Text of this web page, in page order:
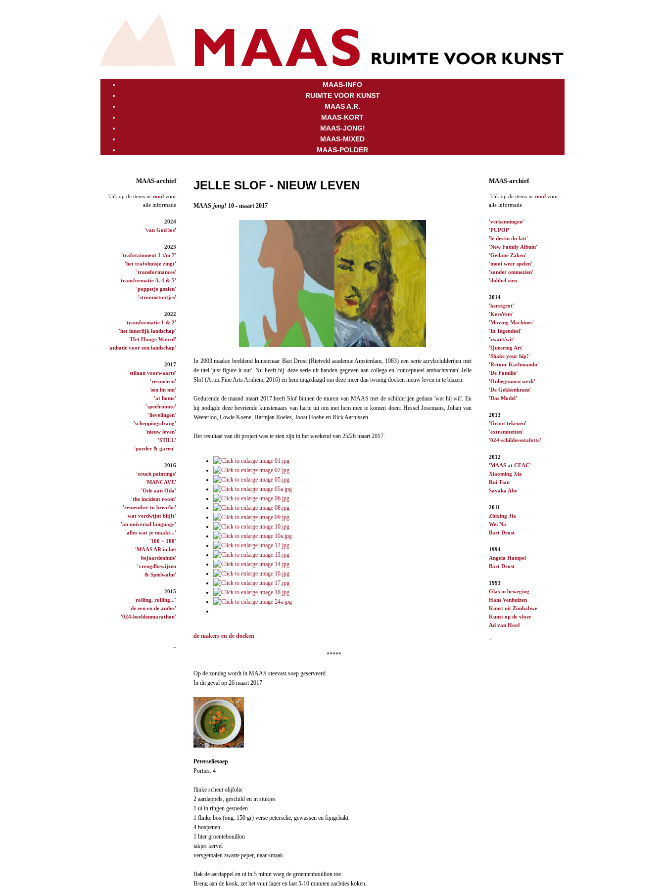
MAAS-INFO
RUIMTE VOOR KUNST
MAAS A.R.
MAAS-KORT
MAAS-JONG!
MAAS-MIXED
MAAS-POLDER
MAAS-archief
klik op de items in rood voor
alle informatie
2024
'van God los'
2023
'trafotainment 1 t/m 7'
'het trafohuisje zingt'
'transformances'
'transformatie 3, 4 & 5'
'poppetje gezien'
'stroomstootjes'
2022
'transformatie 1 & 2'
'het innerlijk landschap'
'Het Hooge Woord'
'aubade voor een landschap'
2017
'stilaan voorwaarts'
'resoneren'
'sen lin mu'
'at home'
'speelruimte'
'lievelingen'
'scheppingsdrang'
'nieuw leven'
'STILL'
'poeder & garen'
2016
'couch paintings'
'MANCAVE'
'Ode aan Oda'
'the incident room'
'remember to breathe'
'wat verdwijnt blijft'
'an universal language'
'alles wat je maakt...'
'100 + 100'
'MAAS AR in het
bejaardenhuis'
'vreugdbewijzen
& Spielwahn'
2015
'rolling, rolling...'
'de een en de ander'
'024-beeldenmarathon'
JELLE SLOF - NIEUW LEVEN
MAAS-jong! 10 - maart 2017
In 2003 maakte beeldend kunstenaar Bart Drost (Rietveld academie Amsterdam, 1983) een serie acrylschilderijen met
de titel 'just figure it out'. Nu heeft hij deze serie uit handen gegeven aan collega en 'conceptueel ambachtsman' Jelle
Slof (Artez Fine Arts Arnhem, 2016) en hem uitgedaagd om deze meer dan twintig doeken nieuw leven in te blazen.
Gedurende de maand maart 2017 heeft Slof binnen de muren van MAAS met de schilderijen gedaan 'wat hij wil'. En
hij nodigde deze bevriende kunstenaars van harte uit om met hem mee te komen doen: Hessel Josemans, Johan van
Weeterloo, Lowie Koene, Harmjan Roeles, Joost Hoebe en Rick Aarnissen.
Het resultaat van dit project was te zien zijn in het weekend van 25/26 maart 2017.
de makers en de doeken
*****
Op de zondag wordt in MAAS steevast soep geserveerd.
In dit geval op 26 maart 2017
Peterseliesoep
Porties: 4
flinke scheut olijfolie
2 aardappels, geschild en in stukjes
1 ui in ringen gesneden
1 flinke bos (ong. 150 gr) verse peterselie, gewassen en fijngehakt
4 bospenen
1 liter groentebouillon
takjes kervel
versgemalen zwarte peper, naar smaak
Bak de aardappel en ui in 5 minut voeg de groentenbouillon toe.
Breng aan de kook, zet het vuur lager en laat 5-10 minuten zachtjes koken.
MAAS-archief
klik op de items in rood voor
alle informatie
'verkenningen'
'PUPOP'
'le destin du lait'
'New Family Album'
'Gedane Zaken'
'mooi weer spelen'
'zonder ommezien'
'dubbel zien
2014
'kerstgrot'
'KersVers'
'Moving Machines'
'In Tegendeel'
'zwart/wit'
'Queering Art'
'Shake your hip!'
'Retour Kathmandu'
'De Familie'
'Onbegonnen werk'
'De Gekkenkrant'
'Das Model'
2013
'Groot tekenen'
'extremiteiten'
'024-schilderestafette'
2012
'MAAS at CEAC'
Xiaoming Xia
Rui Tian
Sayaka Abe
2011
Zhixing Jia
Wei Na
Bart Drost
1994
Angela Hampel
Bart Drost
1993
Glas in beweging
Hans Venhuizen
Kunst uit Zimbabwe
Kunst op de vloer
Ad van Hoof